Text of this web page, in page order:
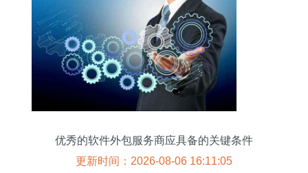
优秀的软件外包服务商应具备的关键条件
更新时间：2026-08-06 16:11:05